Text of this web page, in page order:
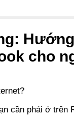
cho
cần phải ở